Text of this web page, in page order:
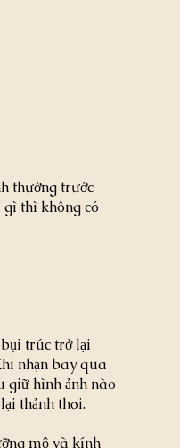
thường trước
gì thì không có
trúc trở lại
nhạn bay qua
giữ hình ảnh nào
thảnh thơi.
mộ và kính